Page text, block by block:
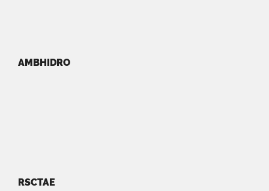
AMBHIDRO
RSCTAE